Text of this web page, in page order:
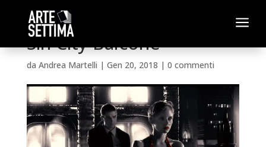
a
Sin City Balcone
da Andrea Martelli | Gen 20, 2018 | 0 commenti